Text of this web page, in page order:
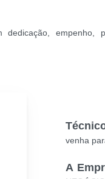
dedicação, empenho,
venha
A